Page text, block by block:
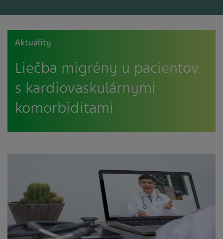
Aktuality
Liečba migrény u pacientov
s kardiovaskulárnymi
komorbiditami